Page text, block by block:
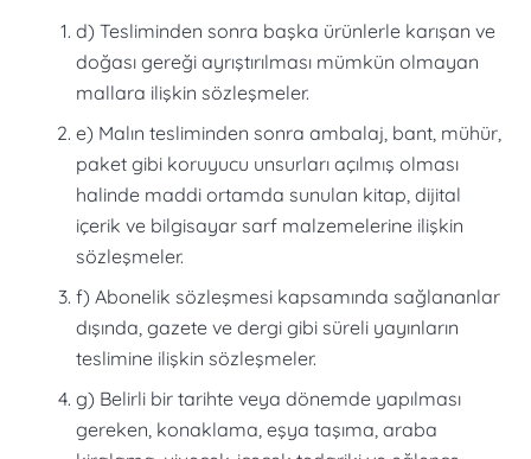
d) Tesliminden sonra başka ürünlerle karışan ve
doğası gereği ayrıştırılması mümkün olmayan
mallara ilişkin sözleşmeler.
e) Malın tesliminden sonra ambalaj, bant, mühür,
paket gibi koruyucu unsurları açılmış olması
halinde maddi ortamda sunulan kitap, dijital
içerik ve bilgisayar sarf malzemelerine ilişkin
sözleşmeler.
f) Abonelik sözleşmesi kapsamında sağlananlar
dışında, gazete ve dergi gibi süreli yayınların
teslimine ilişkin sözleşmeler.
g) Belirli bir tarihte veya dönemde yapılması
gereken, konaklama, eşya taşıma, araba